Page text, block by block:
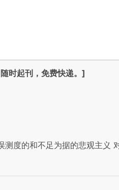
随时起刊，免费快递。]
测度的和不足为据的悲观主义